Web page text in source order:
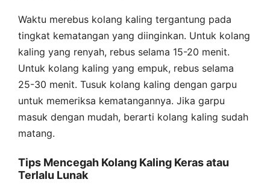
Waktu merebus kolang kaling tergantung pada
tingkat kematangan yang diinginkan. Untuk kolang
kaling yang renyah, rebus selama 15-20 menit.
Untuk kolang kaling yang empuk, rebus selama
25-30 menit. Tusuk kolang kaling dengan garpu
untuk memeriksa kematangannya. Jika garpu
masuk dengan mudah, berarti kolang kaling sudah
matang.
Tips Mencegah Kolang Kaling Keras atau
Terlalu Lunak